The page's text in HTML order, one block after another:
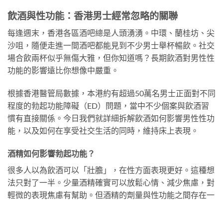
飲酒與性功能：香港男士經常忽略的關聯
每逢週末，香港各區酒吧總是人頭湧湧。中環、蘭桂坊、尖
沙咀，隨便走進一間酒吧都能見到不少男士舉杯暢飲。社交
場合飲兩杯似乎無傷大雅，但你知道嗎？長期飲酒對男性性
功能的影響遠比你想像中嚴重。
根據香港醫管局數據，本港約有超過50萬名男士正面對不同
程度的勃起功能障礙（ED）問題，當中不少個案與飲酒習
慣有直接關係。今日我們就詳細拆解飲酒如何影響男性性功
能，以及如何在享受社交生活的同時，維持床上表現。
酒精如何影響勃起功能？
很多人以為飲酒可以「壯膽」，在性方面表現更好。這種想
法只對了一半。少量酒精確實可以放鬆心情、減少焦慮，對
輕微的表現焦慮有幫助。但酒精的劑量與性功能之間存在一